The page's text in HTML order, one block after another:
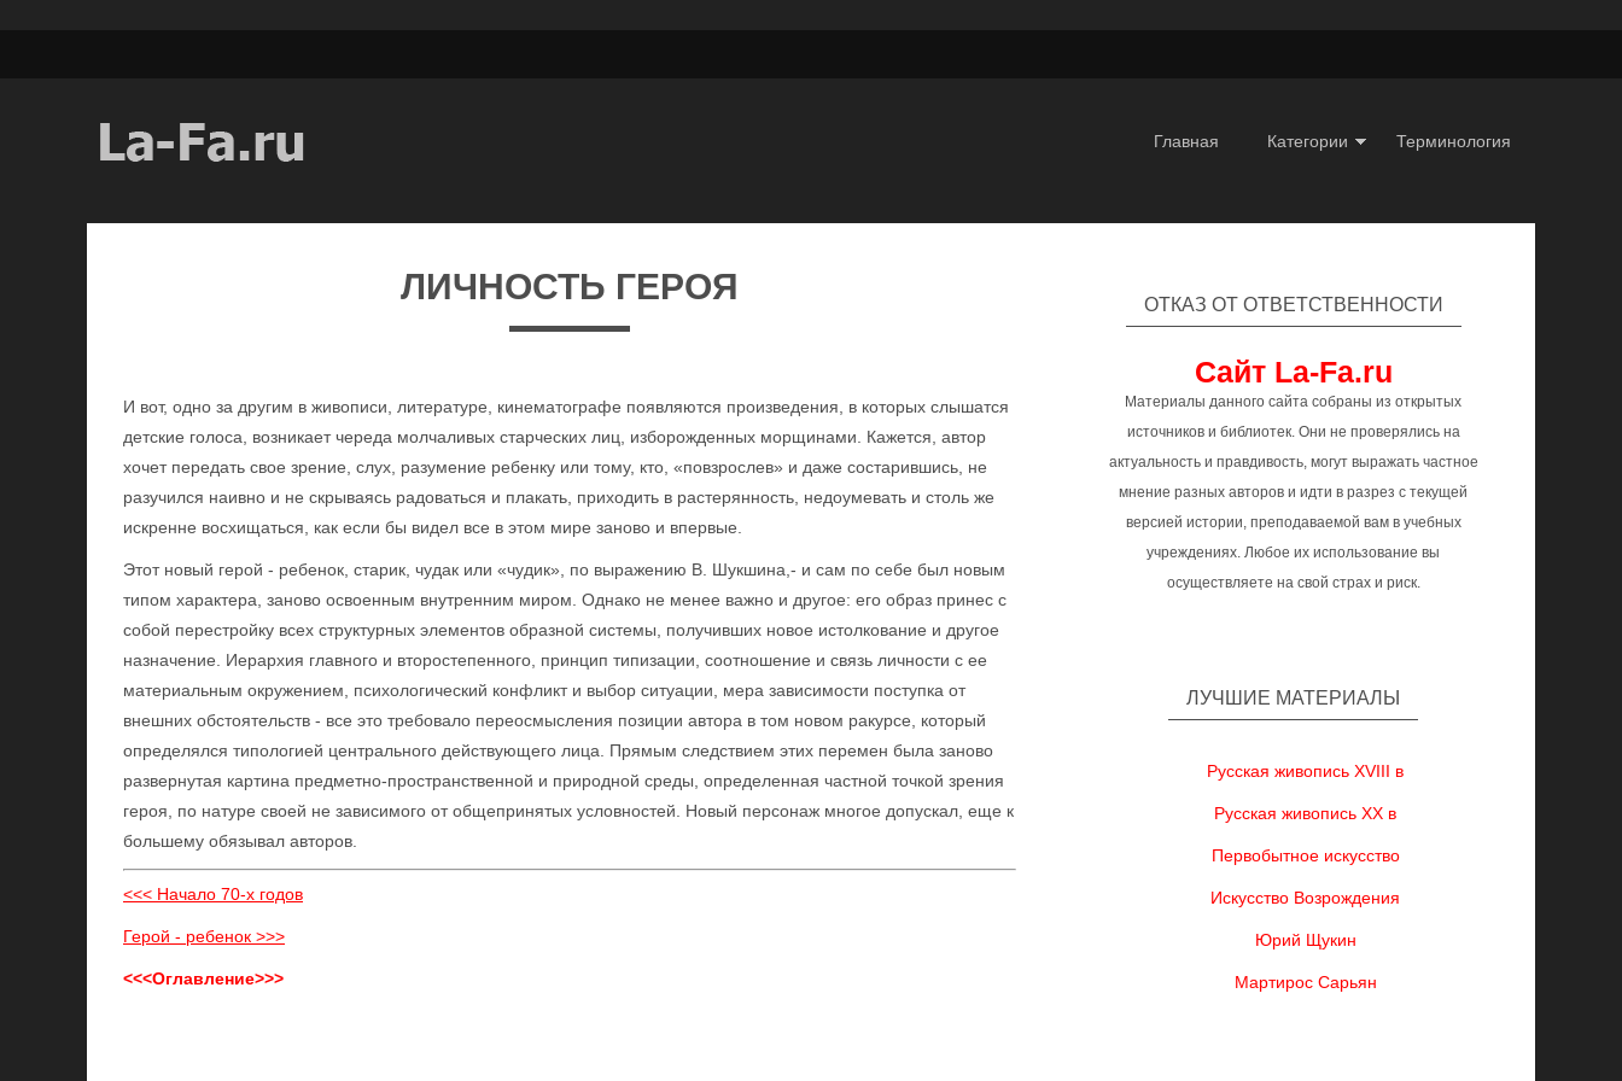
Главная Категории Терминология
ЛИЧНОСТЬ ГЕРОЯ
И вот, одно за другим в живописи, литературе, кинематографе появляются произведения, в которых слышатся
детские голоса, возникает череда молчаливых старческих лиц, изборожденных морщинами. Кажется, автор
хочет передать свое зрение, слух, разумение ребенку или тому, кто, «повзрослев» и даже состарившись, не
разучился наивно и не скрываясь радоваться и плакать, приходить в растерянность, недоумевать и столь же
искренне восхищаться, как если бы видел все в этом мире заново и впервые.
Этот новый герой - ребенок, старик, чудак или «чудик», по выражению В. Шукшина,- и сам по себе был новым
типом характера, заново освоенным внутренним миром. Однако не менее важно и другое: его образ принес с
собой перестройку всех структурных элементов образной системы, получивших новое истолкование и другое
назначение. Иерархия главного и второстепенного, принцип типизации, соотношение и связь личности с ее
материальным окружением, психологический конфликт и выбор ситуации, мера зависимости поступка от
внешних обстоятельств - все это требовало переосмысления позиции автора в том новом ракурсе, который
определялся типологией центрального действующего лица. Прямым следствием этих перемен была заново
развернутая картина предметно-пространственной и природной среды, определенная частной точкой зрения
героя, по натуре своей не зависимого от общепринятых условностей. Новый персонаж многое допускал, еще к
большему обязывал авторов.
<<< Начало 70-х годов
Герой - ребенок >>>
<<<Оглавление>>>
ОТКАЗ ОТ ОТВЕТСТВЕННОСТИ
Сайт La-Fa.ru
Материалы данного сайта собраны из открытых
источников и библиотек. Они не проверялись на
актуальность и правдивость, могут выражать частное
мнение разных авторов и идти в разрез с текущей
версией истории, преподаваемой вам в учебных
учреждениях. Любое их использование вы
осуществляете на свой страх и риск.
ЛУЧШИЕ МАТЕРИАЛЫ
Русская живопись XVIII в
Русская живопись XX в
Первобытное искусство
Искусство Возрождения
Юрий Щукин
Мартирос Сарьян